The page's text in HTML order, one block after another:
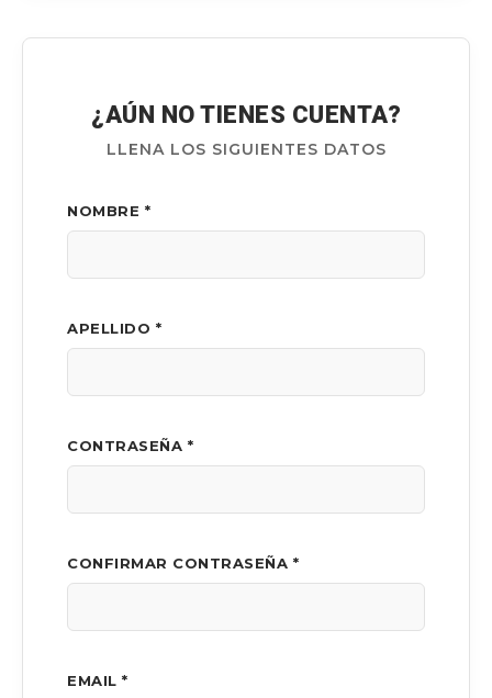
¿AÚN NO TIENES CUENTA?
LLENA LOS SIGUIENTES DATOS
NOMBRE *
APELLIDO *
CONTRASEÑA *
CONFIRMAR CONTRASEÑA *
EMAIL *